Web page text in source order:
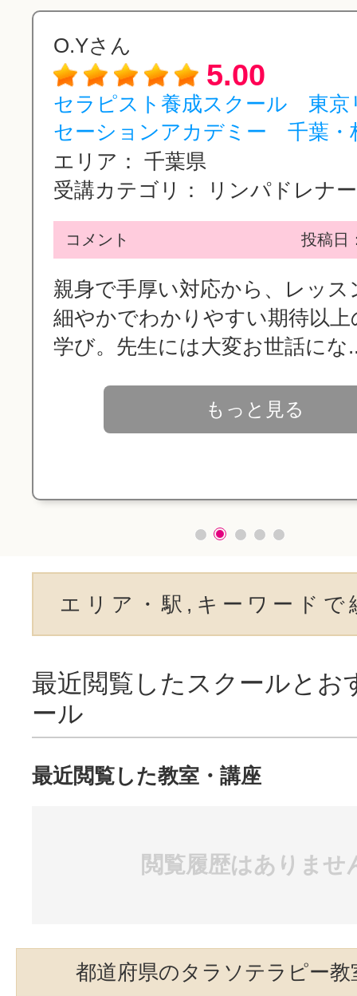
O.Yさん
5.00
セラピスト養成スクール 東京
セーションアカデミー 千葉・
エリア： 千葉県
受講カテゴリ：
リンパドレナ
コメント 投稿日
親身で手厚い対応から、レッ
細やかでわかりやすい期待以上
学び。先生には大変お世話にな
もっと見る
エリア・駅,キーワードで
最近閲覧したスクールとお
ール
最近閲覧した教室・講座
閲覧履歴はありませ
都道府県のタラソテラピー教